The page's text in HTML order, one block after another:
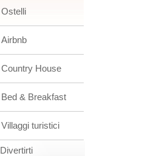
Ostelli
Airbnb
Country House
Bed & Breakfast
Villaggi turistici
Divertirti